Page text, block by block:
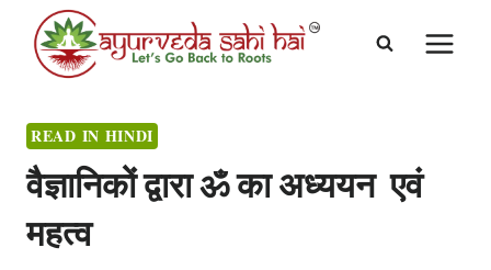
content
READ IN HINDI
वैज्ञानिकों द्वारा ॐ का अध्ययन एवं
महत्व